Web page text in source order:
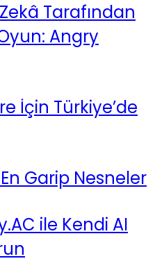
Tarafından
Angry
İçin Türkiye’de
Garip Nesneler
ile Kendi AI